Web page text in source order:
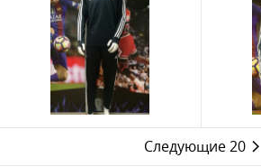
Следующие 20